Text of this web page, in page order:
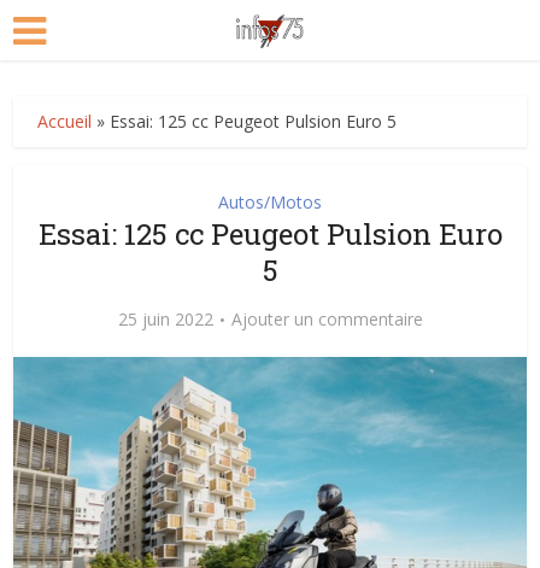
Accueil » Essai: 125 cc Peugeot Pulsion Euro 5
Autos/Motos
Essai: 125 cc Peugeot Pulsion Euro
5
25 juin 2022 Ajouter un commentaire